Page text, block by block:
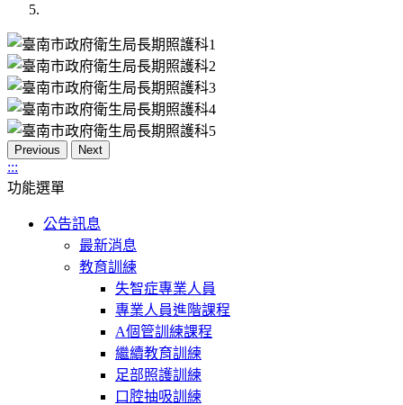
Previous Next
:::
功能選單
公告訊息
最新消息
教育訓練
失智症專業人員
專業人員進階課程
A個管訓練課程
繼續教育訓練
足部照護訓練
口腔抽吸訓練